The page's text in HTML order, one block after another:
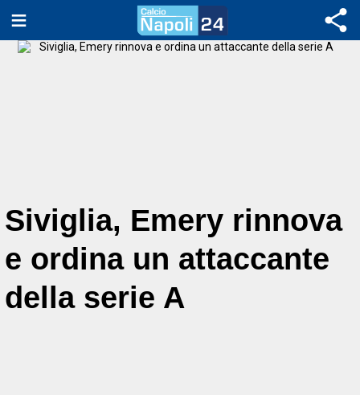
Siviglia, Emery rinnova
e ordina un attaccante
della serie A